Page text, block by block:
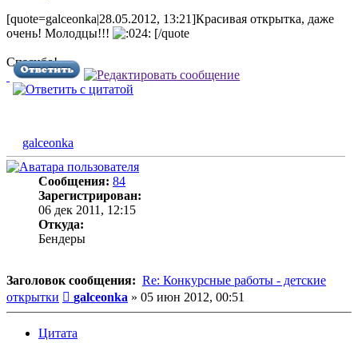
[quote=galceonka|28.05.2012, 13:21]Красивая открытка, даже
очень! Молодцы!!!
[/quote
Спасибо!
galceonka
Сообщения: 84
Зарегистрирован:
06 дек 2011, 12:15
Откуда:
Бендеры
Заголовок сообщения: Re: Конкурсные работы - детские
открытки
Сообщение
galceonka » 05 июн 2012, 00:51
Цитата